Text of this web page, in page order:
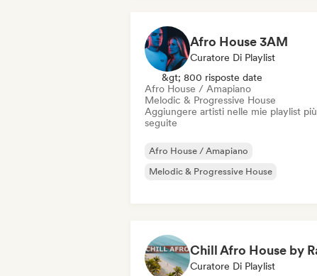
Afro House 3AM
Curatore Di Playlist
&gt; 800 risposte date
Afro House / Amapiano
Melodic & Progressive House
Aggiungere artisti nelle mie playlist più
seguite
Afro House / Amapiano
Melodic & Progressive House
Curatore Di Playlist